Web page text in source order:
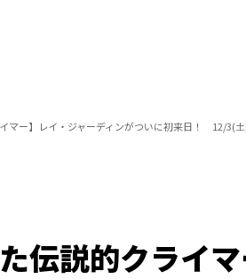
マー】レイ・ジャーディンがついに初来日！ 12/3(土
伝説的クライ